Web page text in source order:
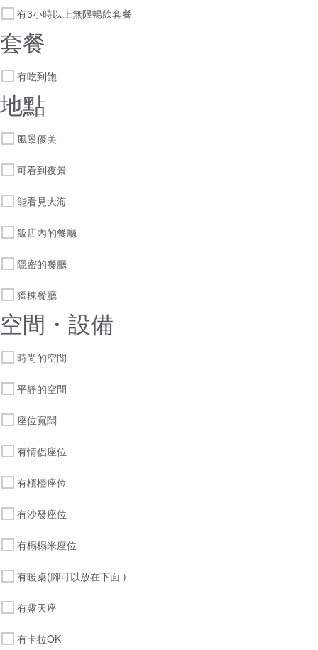
有3小時以上無限暢飲套餐
套餐
有吃到飽
地點
風景優美
可看到夜景
能看見大海
飯店內的餐廳
隱密的餐廳
獨棟餐廳
空間・設備
時尚的空間
平靜的空間
座位寬闊
有情侶座位
有櫃檯座位
有沙發座位
有榻榻米座位
有暖桌(腳可以放在下面 )
有露天座
有卡拉OK